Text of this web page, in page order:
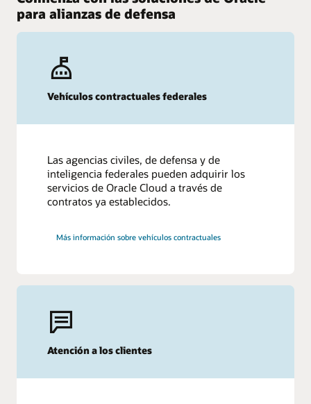
para alianzas de defensa
Vehículos contractuales federales
Las agencias civiles, de defensa y de
inteligencia federales pueden adquirir los
servicios de Oracle Cloud a través de
contratos ya establecidos.
Más información sobre vehículos contractuales
Atención a los clientes